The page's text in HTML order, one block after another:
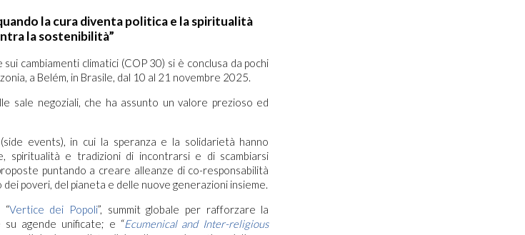
la cura diventa politica e la spiritualità
la sostenibilità”
cambiamenti climatici (COP 30) si è conclusa da pochi
a Belém, in Brasile, dal 10 al 21 novembre 2025.
sale negoziali, che ha assunto un valore prezioso ed
events), in cui la speranza e la solidarietà hanno
spiritualità e tradizioni di incontrarsi e di scambiarsi
puntando a creare alleanze di co-responsabilità
poveri, del pianeta e delle nuove generazioni insieme.
“Vertice dei Popoli”, summit globale per rafforzare la
su agende unificate; e “Ecumenical and Inter-religious